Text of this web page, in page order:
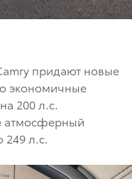
придают новые
экономичные
200 л.с.
атмосферный
249 л.с.